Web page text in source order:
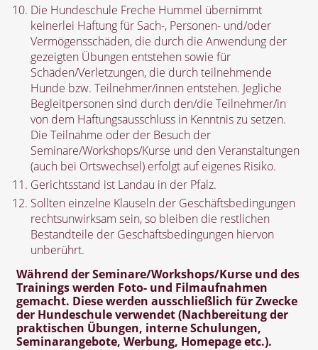
Die Hundeschule Freche Hummel übernimmt
keinerlei Haftung für Sach-, Personen- und/oder
Vermögensschäden, die durch die Anwendung der
gezeigten Übungen entstehen sowie für
Schäden/Verletzungen, die durch teilnehmende
Hunde bzw. Teilnehmer/innen entstehen. Jegliche
Begleitpersonen sind durch den/die Teilnehmer/in
von dem Haftungsausschluss in Kenntnis zu setzen.
Die Teilnahme oder der Besuch der
Seminare/Workshops/Kurse und den Veranstaltungen
(auch bei Ortswechsel) erfolgt auf eigenes Risiko.
Gerichtsstand ist Landau in der Pfalz.
Sollten einzelne Klauseln der Geschäftsbedingungen
rechtsunwirksam sein, so bleiben die restlichen
Bestandteile der Geschäftsbedingungen hiervon
unberührt.
Während der Seminare/Workshops/Kurse und des
Trainings werden Foto- und Filmaufnahmen
gemacht. Diese werden ausschließlich für Zwecke
der Hundeschule verwendet (Nachbereitung der
praktischen Übungen, interne Schulungen,
Seminarangebote, Werbung, Homepage etc.).